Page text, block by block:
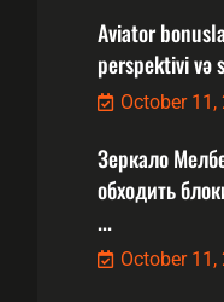
Aviator
perspektivi və
October 11,
Зеркало
обходить
...
October 11,